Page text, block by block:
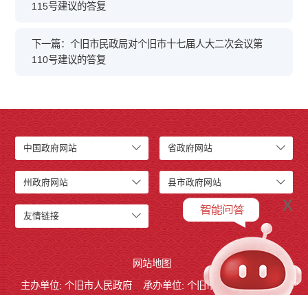
115号建议的答复
下一篇：个旧市民政局对个旧市十七届人大二次会议第
110号建议的答复
中国政府网站 省政府网站
州政府网站 县市政府网站
友情链接
网站地图
主办单位: 个旧市人民政府
承办单位: 个旧市人民政府办公室
x